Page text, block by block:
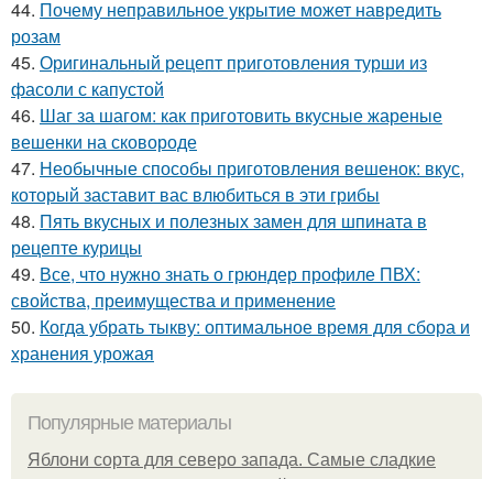
44. Почему неправильное укрытие может навредить
розам
45. Оригинальный рецепт приготовления турши из
фасоли с капустой
46. Шаг за шагом: как приготовить вкусные жареные
вешенки на сковороде
47. Необычные способы приготовления вешенок: вкус,
который заставит вас влюбиться в эти грибы
48. Пять вкусных и полезных замен для шпината в
рецепте курицы
49. Все, что нужно знать о грюндер профиле ПВХ:
свойства, преимущества и применение
50. Когда убрать тыкву: оптимальное время для сбора и
хранения урожая
Популярные материалы
Яблони сорта для северо запада. Самые сладкие